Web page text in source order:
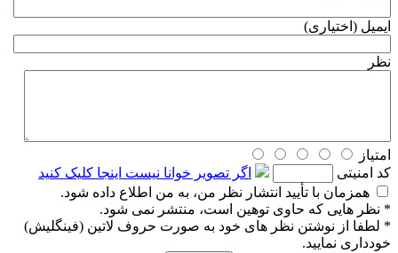
ایمیل (اختیاری)
نظر
امتیاز
كد امنیتی
اگر تصویر خوانا نیست اینجا کلیک کنید
همزمان با تأیید انتشار نظر من، به من اطلاع داده شود.
* نظر هایی كه حاوی توهین است، منتشر نمی شود.
* لطفا از نوشتن نظر های خود به صورت حروف لاتین (فینگلیش)
خودداری نمایید.